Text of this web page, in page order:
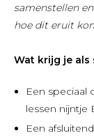
samenstellen
hoe dit eruit
Wat krijg je als
Een speciaal
lessen nijntje
Een